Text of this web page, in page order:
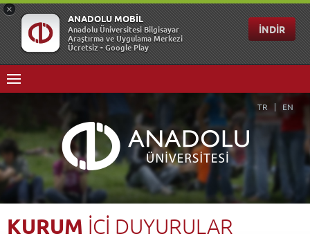
TR EN
KURUM İÇİ DUYURULAR